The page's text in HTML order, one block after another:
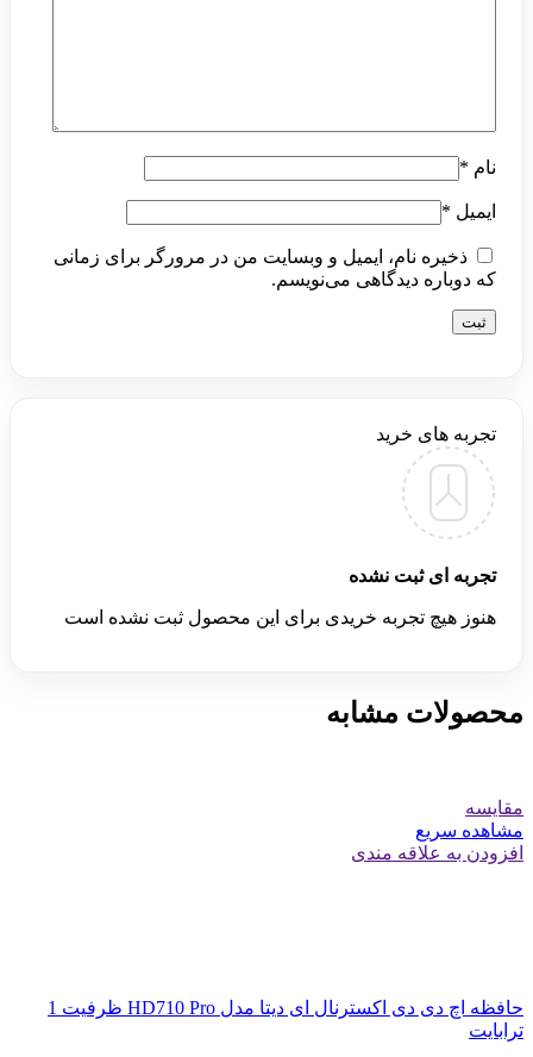
نام *
ایمیل *
ذخیره نام، ایمیل و وبسایت من در مرورگر برای زمانی
که دوباره دیدگاهی می‌نویسم.
تجربه های خرید
تجربه ای ثبت نشده
هنوز هیچ تجربه خریدی برای این محصول ثبت نشده است
محصولات مشابه
مقایسه
مشاهده سریع
افزودن به علاقه مندی
حافظه اچ دی دی اکسترنال ای دیتا مدل HD710 Pro ظرفیت 1
ترابایت